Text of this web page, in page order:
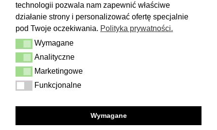
technologii pozwala nam zapewnić właściwe
działanie strony i personalizować ofertę specjalnie
pod Twoje oczekiwania. Polityka prywatności.
Wymagane
Wymagane
Analityczne
Analityczne
Marketingowe
Marketingowe
Funkcjonalne
Funkcjonalne
Wymagane
Masz 14 dni na podjęcie
decyzji i spokojne rozważenie zakupu.
Więcej
Dostawa i zwrot
Kontakt
Regulamin
Polityka prywatności